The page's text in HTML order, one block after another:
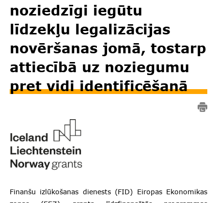
noziedzīgi iegūtu
līdzekļu legalizācijas
novēršanas jomā, tostarp
attiecībā uz noziegumu
pret vidi identificēšanā
Finanšu izlūkošanas dienests (FID) Eiropas Ekonomikas